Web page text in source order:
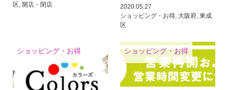
区, 開店・閉店
2020.05.27
ショッピング・お得, 大阪府,東成
区
ショッピング・お得 ショッピング・お得